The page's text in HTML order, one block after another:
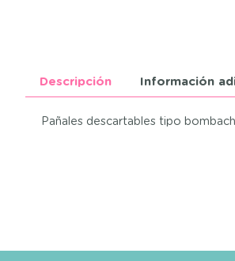
Descripción Información
Pañales descartables tipo